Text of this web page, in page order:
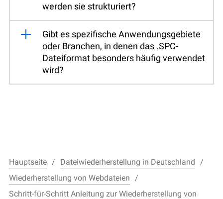
werden sie strukturiert?
Gibt es spezifische Anwendungsgebiete
oder Branchen, in denen das .SPC-
Dateiformat besonders häufig verwendet
wird?
Hauptseite
Dateiwiederherstellung in Deutschland
Wiederherstellung von Webdateien
Schritt-für-Schritt Anleitung zur Wiederherstellung von